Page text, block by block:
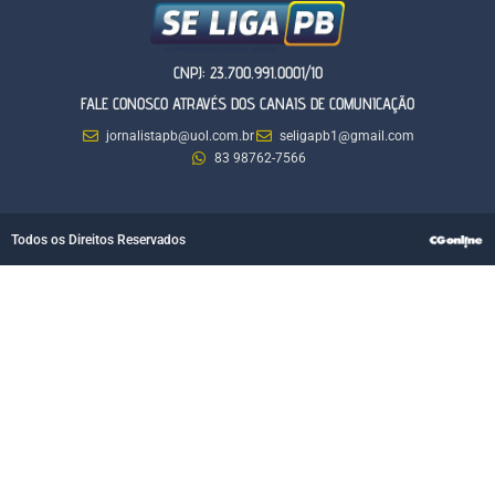
CNPJ: 23.700.991.0001/10
FALE CONOSCO ATRAVÉS DOS CANAIS DE COMUNICAÇÃO
jornalistapb@uol.com.br
seligapb1@gmail.com
83 98762-7566
Todos os Direitos Reservados